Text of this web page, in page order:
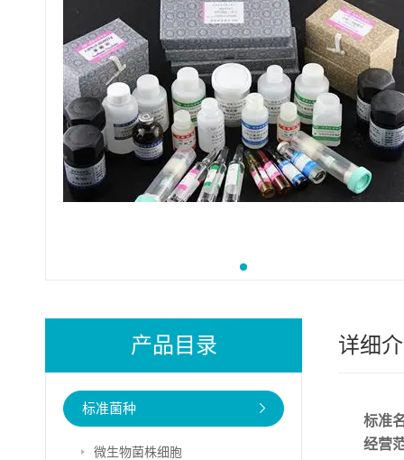
产品目录
标准菌种
微生物菌株细胞
详细
标准
经营